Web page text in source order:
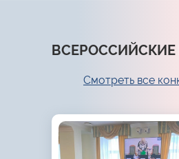
Смотреть все